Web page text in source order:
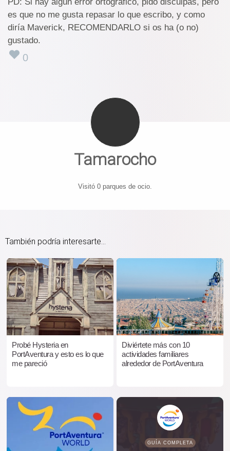
es que no me gusta repasar lo que escribo, y como
diría Maverick, RECOMENDARLO si os ha (o no)
gustado.
0
Tamarocho
Visitó 0 parques de ocio.
También podría interesarte...
Probé Hysteria en
PortAventura y esto es lo que
me pareció
Diviértete más con 10
actividades familiares
alrededor de PortAventura
GUÍA COMPLETA